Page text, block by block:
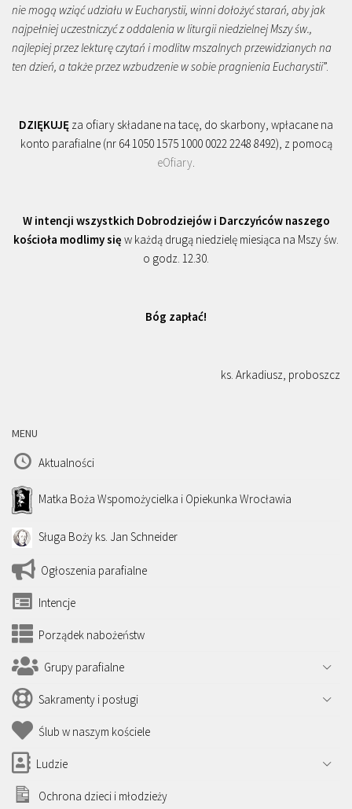
nie mogą wziąć udziału w Eucharystii, winni dołożyć starań, aby jak
najpełniej uczestniczyć z oddalenia w liturgii niedzielnej Mszy św.,
najlepiej przez lekturę czytań i modlitw mszalnych przewidzianych na
ten dzień, a także przez wzbudzenie w sobie pragnienia Eucharystii”.
DZIĘKUJĘ za ofiary składane na tacę, do skarbony, wpłacane na
konto parafialne (nr 64 1050 1575 1000 0022 2248 8492), z pomocą
eOfiary
W intencji wszystkich Dobrodziejów i Darczyńców naszego
kościoła modlimy się w każdą drugą niedzielę miesiąca na Mszy św.
o godz. 12.30.
Bóg zapłać!
ks. Arkadiusz, proboszcz
MENU
Aktualności
Matka Boża Wspomożycielka i Opiekunka Wrocławia
Sługa Boży ks. Jan Schneider
Ogłoszenia parafialne
Intencje
Porządek nabożeństw
Grupy parafialne
Sakramenty i posługi
Ślub w naszym kościele
Ludzie
Ochrona dzieci i młodzieży